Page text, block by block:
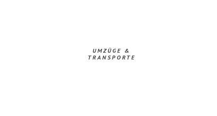
UMZÜGE &
TRANSPORTE